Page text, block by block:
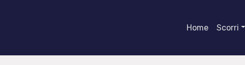
Home Scorri